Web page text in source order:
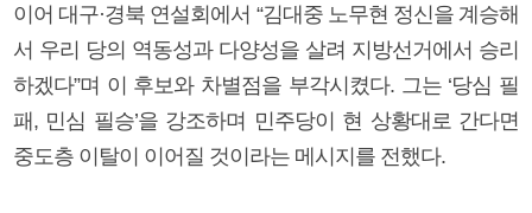
이어 대구·경북 연설회에서 “김대중 노무현 정신을 계승해
서 우리 당의 역동성과 다양성을 살려 지방선거에서 승리
하겠다”며 이 후보와 차별점을 부각시켰다. 그는 ‘당심 필
패, 민심 필승’을 강조하며 민주당이 현 상황대로 간다면
중도층 이탈이 이어질 것이라는 메시지를 전했다.